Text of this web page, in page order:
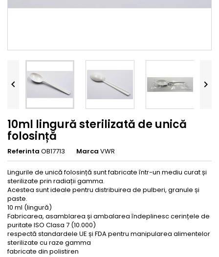
 
10ml lingură sterilizată de unică
folosință
Referinta OB17713 Marca VWR
Lingurile de unică folosință sunt fabricate într-un mediu curat și
sterilizate prin radiații gamma.
Acestea sunt ideale pentru distribuirea de pulberi, granule și
paste.
10 ml (lingură)
Fabricarea, asamblarea și ambalarea îndeplinesc cerințele de
puritate ISO Clasa 7 (10.000)
respectă standardele UE și FDA pentru manipularea alimentelor
sterilizate cu raze gamma
fabricate din polistiren